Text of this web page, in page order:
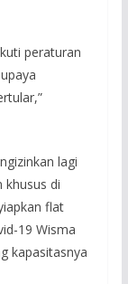
peraturan
lagi
khusus di
flat
19 Wisma
kapasitasnya